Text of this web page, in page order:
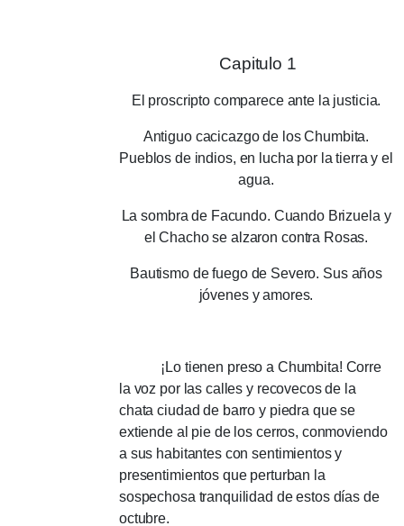
Capitulo 1
El proscripto comparece ante la justicia.
Antiguo cacicazgo de los Chumbita.
Pueblos de indios, en lucha por la tierra y el
agua.
La sombra de Facundo. Cuando Brizuela y
el Chacho se alzaron contra Rosas.
Bautismo de fuego de Severo. Sus años
jóvenes y amores.
¡Lo tienen preso a Chumbita! Corre
la voz por las calles y recovecos de la
chata ciudad de barro y piedra que se
extiende al pie de los cerros, conmoviendo
a sus habitantes con sentimientos y
presentimientos que perturban la
sospechosa tranquilidad de estos días de
octubre.